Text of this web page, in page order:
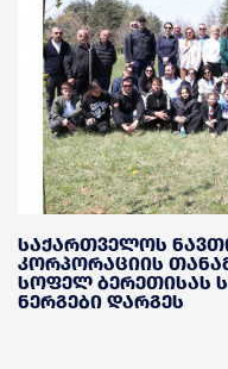
საქართველოს
კორპორაციის
სოფელ ბერეთისას
ნერგები დარგეს